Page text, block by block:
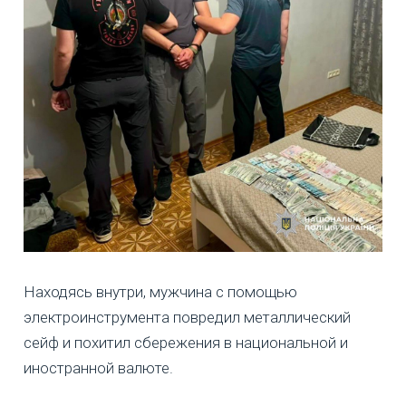
Находясь внутри, мужчина с помощью
электроинструмента повредил металлический
сейф и похитил сбережения в национальной и
иностранной валюте.